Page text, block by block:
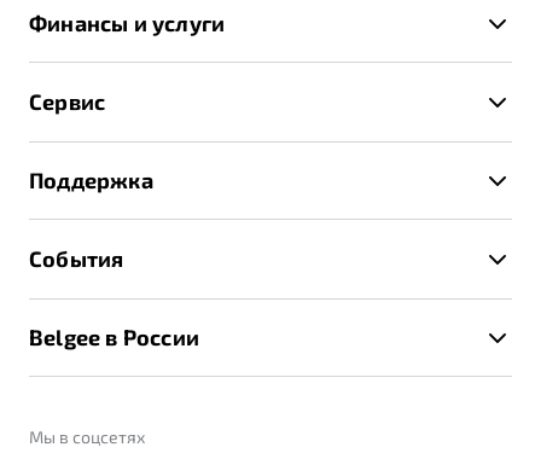
X70
Записаться на тест-драйв
Получить предложение
Финансы и услуги
Страхование
Расчет КАСКО
Сервис
Техническое обслуживание
Калькулятор ТО
Поддержка
Помощь на дорогах
Belgee Линк
События
Belgee в России
О дилерском центре
Мы в соцсетях